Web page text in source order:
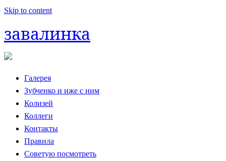
Skip to content
завалинка
Галерея
Зубченко и иже с ним
Колизей
Коллеги
Контакты
Правила
Советую посмотреть